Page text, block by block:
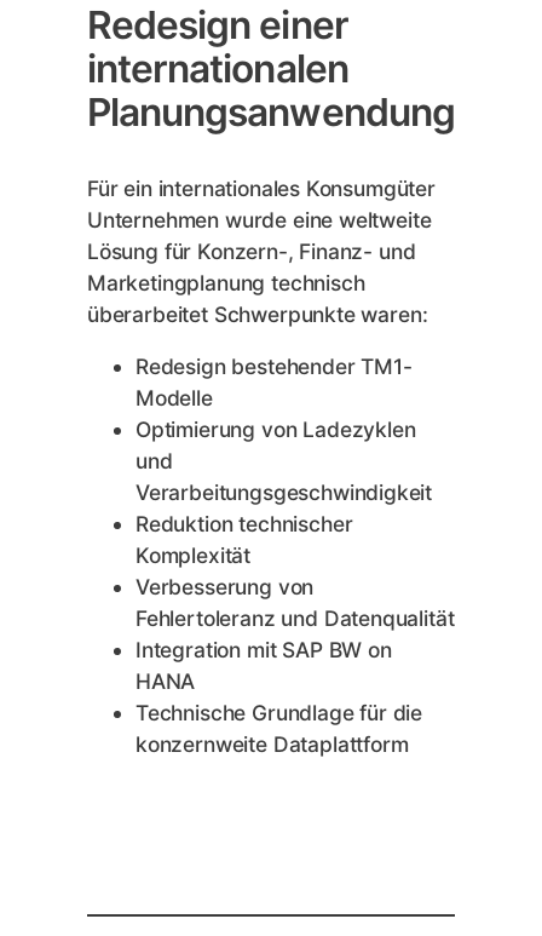
Redesign einer
internationalen
Planungsanwendung
Für ein internationales Konsumgüter
Unternehmen wurde eine weltweite
Lösung für Konzern-, Finanz- und
Marketingplanung technisch
überarbeitet Schwerpunkte waren:
Redesign bestehender TM1-
Modelle
Optimierung von Ladezyklen
und
Verarbeitungsgeschwindigkeit
Reduktion technischer
Komplexität
Verbesserung von
Fehlertoleranz und Datenqualität
Integration mit SAP BW on
HANA
Technische Grundlage für die
konzernweite Dataplattform